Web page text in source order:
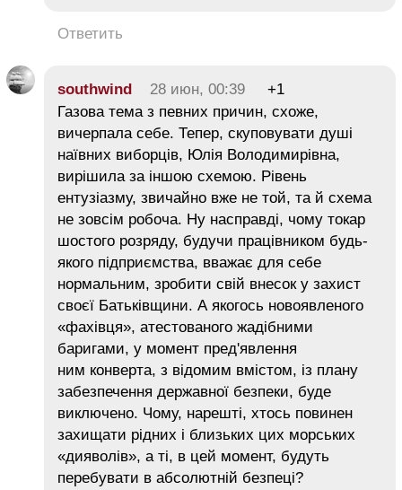
Ответить
southwind 28 июн, 00:39
+1
Газова тема з певних причин, схоже,
вичерпала себе. Тепер, скуповувати душі
наївних виборців, Юлія Володимирівна,
вирішила за іншою схемою. Рівень
ентузіазму, звичайно вже не той, та й схема
не зовсім робоча. Ну насправді, чому токар
шостого розряду, будучи працівником будь-
якого підприємства, вважає для себе
нормальним, зробити свій внесок у захист
своєї Батьківщини. А якогось новоявленого
«фахівця», атестованого жадібними
баригами, у момент пред'явлення
ним конверта, з відомим вмістом, із плану
забезпечення державної безпеки, буде
виключено. Чому, нарешті, хтось повинен
захищати рідних і близьких цих морських
«дияволів», а ті, в цей момент, будуть
перебувати в абсолютній безпеці?